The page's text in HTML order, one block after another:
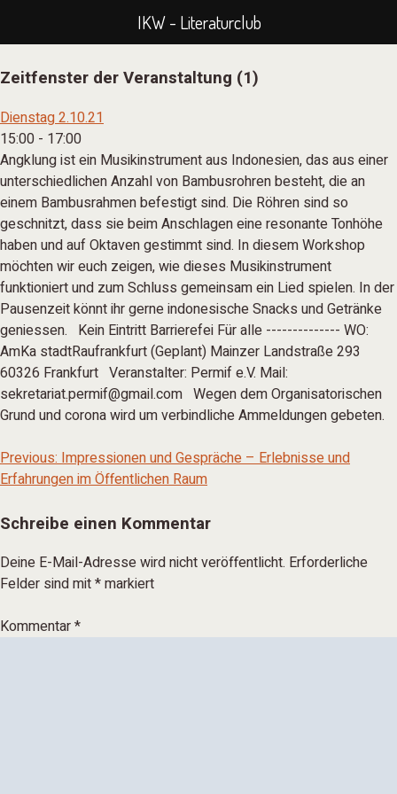
Skip
content
Zeitfenster der Veranstaltung (1)
Dienstag 2.10.21
15:00 - 17:00
Angklung ist ein Musikinstrument aus Indonesien, das aus einer
unterschiedlichen Anzahl von Bambusrohren besteht, die an
einem Bambusrahmen befestigt sind. Die Röhren sind so
geschnitzt, dass sie beim Anschlagen eine resonante Tonhöhe
haben und auf Oktaven gestimmt sind. In diesem Workshop
möchten wir euch zeigen, wie dieses Musikinstrument
funktioniert und zum Schluss gemeinsam ein Lied spielen. In der
Pausenzeit könnt ihr gerne indonesische Snacks und Getränke
geniessen. Kein Eintritt Barrierefei Für alle -------------- WO:
AmKa stadtRaufrankfurt (Geplant) Mainzer Landstraße 293
60326 Frankfurt Veranstalter: Permif e.V. Mail:
sekretariat.permif@gmail.com Wegen dem Organisatorischen
Grund und corona wird um verbindliche Ammeldungen gebeten.
Previous: Impressionen und Gespräche – Erlebnisse und
Erfahrungen im Öffentlichen Raum
Schreibe einen Kommentar
Deine E-Mail-Adresse wird nicht veröffentlicht. Erforderliche
Felder sind mit*markiert
Kommentar*
IKW - Literaturclub